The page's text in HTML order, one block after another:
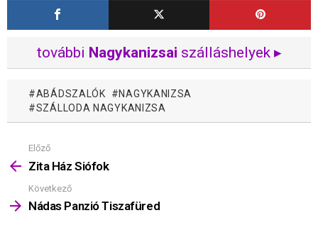
további Nagykanizsai szálláshelyek ▸
ABÁDSZALÓK
NAGYKANIZSA
SZÁLLODA NAGYKANIZSA
Mutass
többet
Előző
Zita Ház Siófok
Következő
Nádas Panzió Tiszafüred